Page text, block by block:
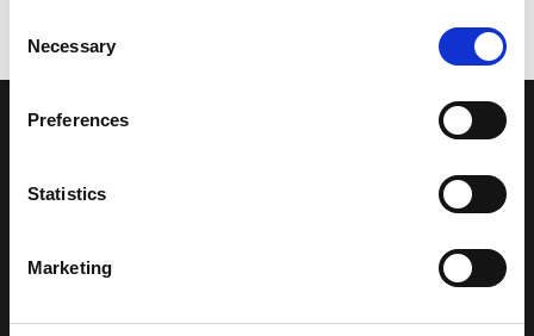
Selection
Necessary
Preferences
Statistics
Marketing
Una comunità di appassionati della cultura tibetana che hanno
Una regione affascinante, densa di spiritualità che con i suoi